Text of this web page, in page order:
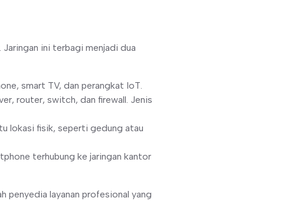
ini terbagi menjadi dua
smart TV, dan perangkat IoT.
router, switch, dan firewall. Jenis
lokasi fisik, seperti gedung atau
terhubung ke jaringan kantor
penyedia layanan profesional yang